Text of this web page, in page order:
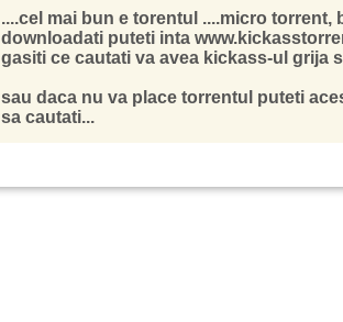
....cel mai bun e torentul ....micro torrent,
downloadati puteti inta
gasiti ce cautati va avea kickass-ul grija
sau daca nu va place torrentul puteti
sa cautati...